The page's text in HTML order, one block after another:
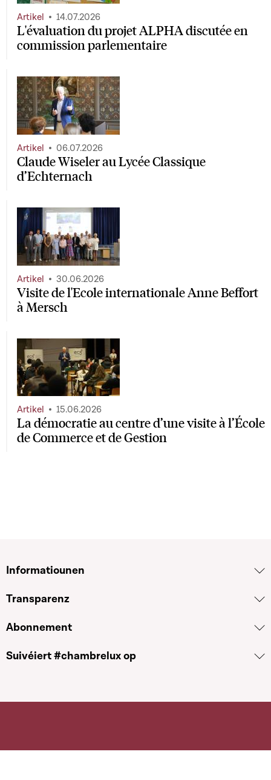
L'évaluation du projet ALPHA discutée en
commission parlementaire
Artikel 14.07.2026
Claude Wiseler au Lycée Classique
d’Echternach
Artikel 06.07.2026
Visite de l'Ecole internationale Anne Beffort
à Mersch
Artikel 30.06.2026
La démocratie au centre d’une visite à l’École
de Commerce et de Gestion
Artikel 15.06.2026
Informatiounen
Transparenz
Abonnement
Suivéiert #chambrelux op